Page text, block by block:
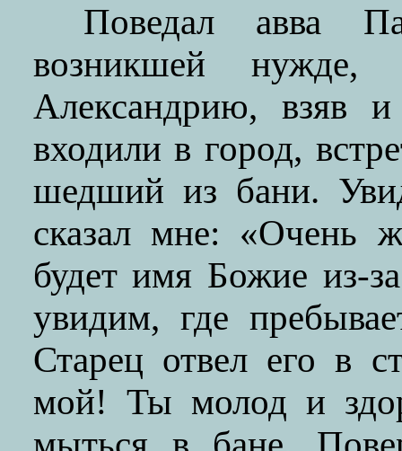
Поведал авва
возникшей
Александрию, взяв
входили в город,
шедший из бани.
сказал мне: «Очень
будет имя Божие из-
увидим, где
Старец отвел его в
мой! Ты молод и